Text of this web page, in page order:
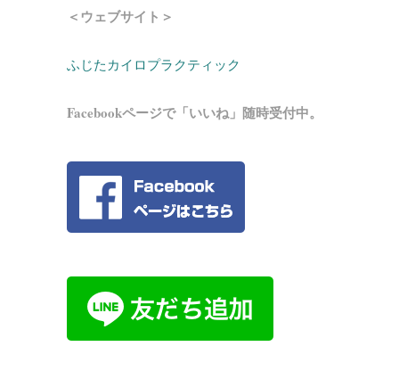
＜ウェブサイト＞
ふじたカイロプラクティック
Facebookページで「いいね」随時受付中。